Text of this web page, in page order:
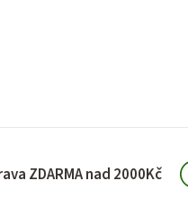
ZDARMA nad 2000Kč